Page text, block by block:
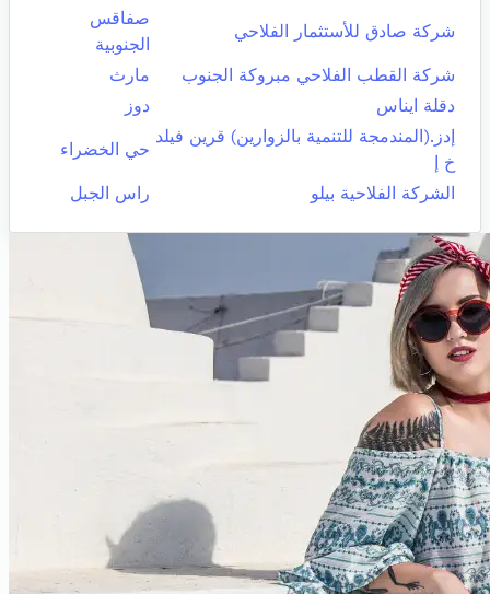
شركة صادق للأستثمار الفلاحي
صفاقس
الجنوبية
شركة القطب الفلاحي مبروكة الجنوب
مارث
دقلة ايناس
دوز
إدز.(المندمجة للتنمية بالزوارين) قرين فيلد
خ إ
حي الخضراء
الشركة الفلاحية بيلو راس الجبل